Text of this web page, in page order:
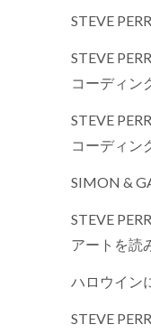
STEVE
STEVE
コーディ
STEVE
コーディ
SIMON &
STEVE
アートを読
ハロウイン
STEVE